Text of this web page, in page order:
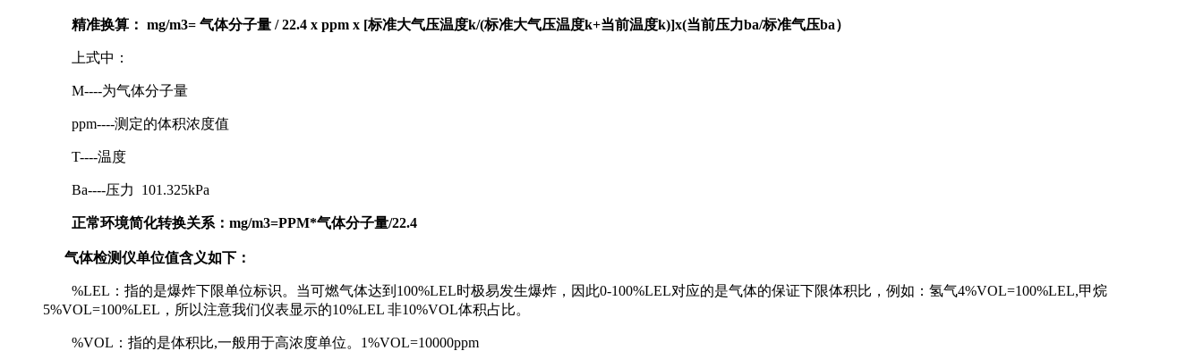
精准换算： mg/m3= 气体分子量 / 22.4 x ppm x [标准大气压温度k/(标准大气压温度k+当前温度k)]x(当前压力ba/标准气压ba）
上式中：
M----为气体分子量
ppm----测定的体积浓度值
T----温度
Ba----压力 101.325kPa
正常环境简化转换关系：mg/m3=PPM*气体分子量/22.4
气体检测仪单位值含义如下：
%LEL：指的是爆炸下限单位标识。当可燃气体达到100%LEL时极易发生爆炸，因此0-100%LEL对应的是气体的保证下限体积比，例如：氢气4%VOL=100%LEL,甲烷
5%VOL=100%LEL，所以注意我们仪表显示的10%LEL 非10%VOL体积占比。
%VOL：指的是体积比,一般用于高浓度单位。1%VOL=10000ppm